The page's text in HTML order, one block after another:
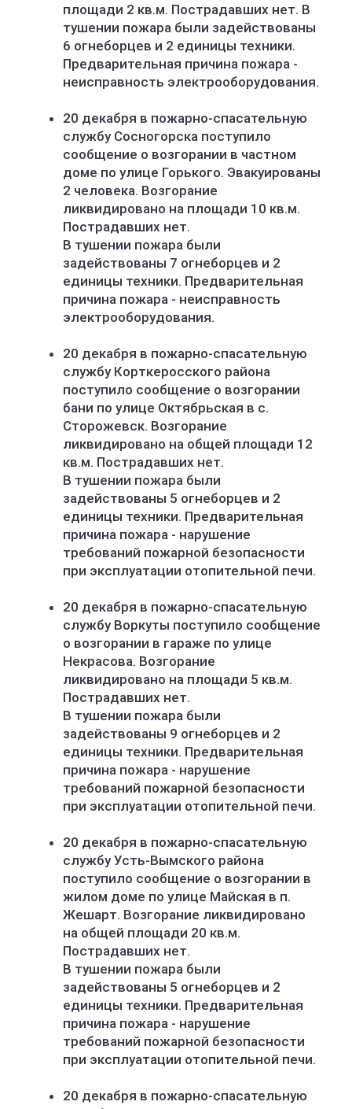
площади 2 кв.м. Пострадавших нет. В
тушении пожара были задействованы
6 огнеборцев и 2 единицы техники.
Предварительная причина пожара -
неисправность электрооборудования.
20 декабря в пожарно-спасательную
службу Сосногорска поступило
сообщение о возгорании в частном
доме по улице Горького. Эвакуированы
2 человека. Возгорание
ликвидировано на площади 10 кв.м.
Пострадавших нет.
В тушении пожара были
задействованы 7 огнеборцев и 2
единицы техники. Предварительная
причина пожара - неисправность
электрооборудования.
20 декабря в пожарно-спасательную
службу Корткеросского района
поступило сообщение о возгорании
бани по улице Октябрьская в с.
Сторожевск. Возгорание
ликвидировано на общей площади 12
кв.м. Пострадавших нет.
В тушении пожара были
задействованы 5 огнеборцев и 2
единицы техники. Предварительная
причина пожара - нарушение
требований пожарной безопасности
при эксплуатации отопительной печи.
20 декабря в пожарно-спасательную
службу Воркуты поступило сообщение
о возгорании в гараже по улице
Некрасова. Возгорание
ликвидировано на площади 5 кв.м.
Пострадавших нет.
В тушении пожара были
задействованы 9 огнеборцев и 2
единицы техники. Предварительная
причина пожара - нарушение
требований пожарной безопасности
при эксплуатации отопительной печи.
20 декабря в пожарно-спасательную
службу Усть-Вымского района
поступило сообщение о возгорании в
жилом доме по улице Майская в п.
Жешарт. Возгорание ликвидировано
на общей площади 20 кв.м.
Пострадавших нет.
В тушении пожара были
задействованы 5 огнеборцев и 2
единицы техники. Предварительная
причина пожара - нарушение
требований пожарной безопасности
при эксплуатации отопительной печи.
20 декабря в пожарно-спасательную